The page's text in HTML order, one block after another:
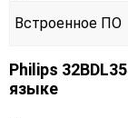
Встроенное ПО
Philips
языке